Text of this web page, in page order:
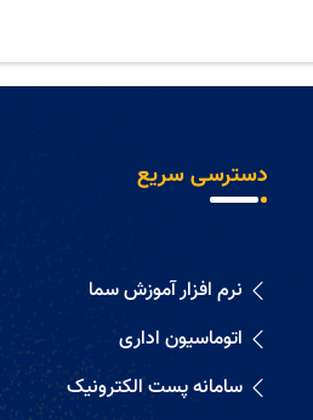
دسترسی سریع
نرم افزار آموزش سما
اتوماسیون اداری
سامانه پست الکترونیک